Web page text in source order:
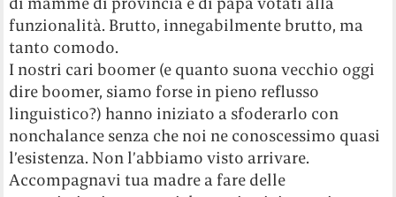
funzionalità. Brutto, innegabilmente brutto, ma
tanto comodo.
I nostri cari boomer (e quanto suona vecchio oggi
dire boomer, siamo forse in pieno reflusso
linguistico?) hanno iniziato a sfoderarlo con
nonchalance senza che noi ne conoscessimo quasi
l’esistenza. Non l’abbiamo visto arrivare.
Accompagnavi tua madre a fare delle